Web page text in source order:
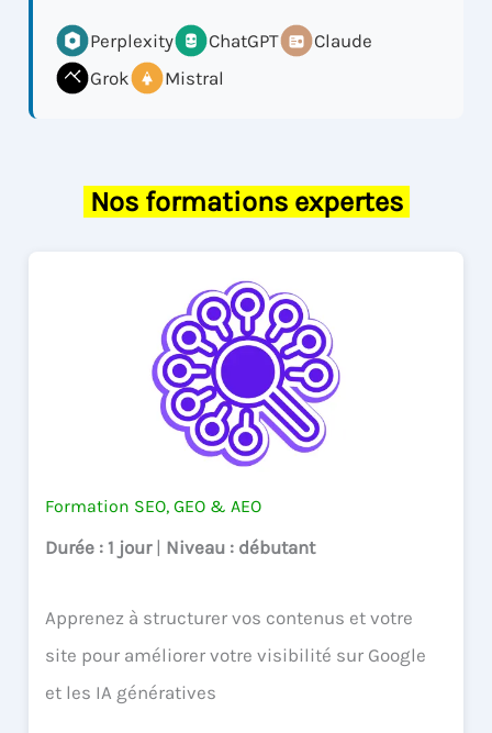
Perplexity ChatGPT
Claude
Grok
Mistral
Nos formations expertes
Formation SEO, GEO & AEO
Durée : 1 jour | Niveau : débutant
Apprenez à structurer vos contenus et votre
site pour améliorer votre visibilité sur Google
et les IA génératives